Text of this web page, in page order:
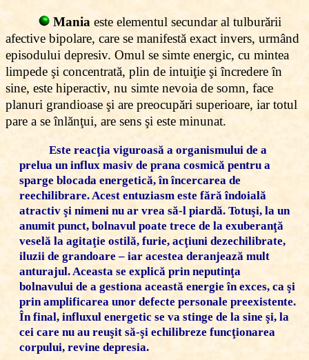
Mania este elementul secundar al tulburării
afective bipolare, care se manifestă exact invers, urmând
episodului depresiv. Omul se simte energic, cu mintea
limpede şi concentrată, plin de intuiţie şi încredere în
sine, este hiperactiv, nu simte nevoia de somn, face
planuri grandioase şi are preocupări superioare, iar totul
pare a se înlănţui, are sens şi este minunat.
Este reacţia viguroasă a organismului de a
prelua un influx masiv de prana cosmică pentru a
sparge blocada energetică, în încercarea de
reechilibrare. Acest entuziasm este fără îndoială
atractiv şi nimeni nu ar vrea să-l piardă. Totuşi, la un
anumit punct, bolnavul poate trece de la exuberanţă
veselă la agitaţie ostilă, furie, acţiuni dezechilibrate,
iluzii de grandoare – iar acestea deranjează mult
anturajul. Aceasta se explică prin neputinţa
bolnavului de a gestiona această energie în exces, ca şi
prin amplificarea unor defecte personale preexistente.
În final, influxul energetic se va stinge de la sine şi, la
cei care nu au reuşit să-şi echilibreze funcţionarea
corpului, revine depresia.